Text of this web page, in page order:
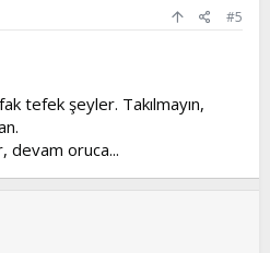
#5
tefek şeyler. Takılmayın,
devam oruca...